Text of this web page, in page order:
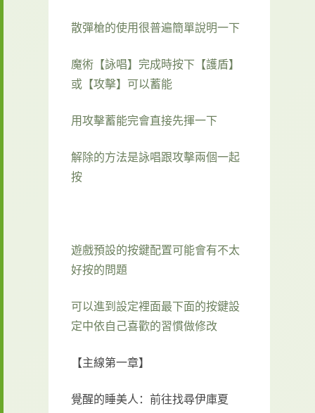
散彈槍的使用很普遍簡單說明一下
魔術【詠唱】完成時按下【護盾】
或【攻擊】可以蓄能
用攻擊蓄能完會直接先揮一下
解除的方法是詠唱跟攻擊兩個一起
按
遊戲預設的按鍵配置可能會有不太
好按的問題
可以進到設定裡面最下面的按鍵設
定中依自己喜歡的習慣做修改
【主線第一章】
覺醒的睡美人：前往找尋伊庫夏